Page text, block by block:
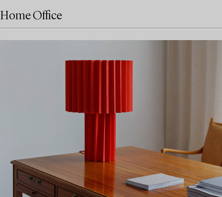
Home Office